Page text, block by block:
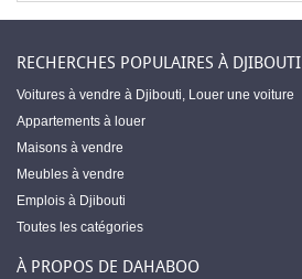
RECHERCHES POPULAIRES À DJIBOUTI
Voitures à vendre à Djibouti, Louer une voiture
Appartements à louer
Maisons à vendre
Meubles à vendre
Emplois à Djibouti
Toutes les catégories
À PROPOS DE DAHABOO